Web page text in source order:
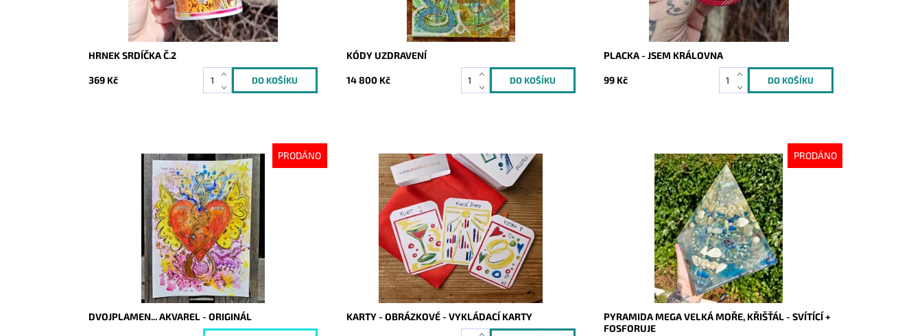
HRNEK SRDÍČKA Č.2
369 Kč
KÓDY UZDRAVENÍ
14 800 Kč
PLACKA - JSEM KRÁLOVNA
99 Kč
PRODÁNO
Vyprodáno
9382
DVOJPLAMEN... AKVAREL - ORIGINÁL
Dostupnost:
Skladem
9371
KARTY - OBRÁZKOVÉ - VYKLÁDACÍ KARTY
PRODÁNO
Dostupnost:
Vyprodáno
9385
PYRAMIDA MEGA VELKÁ MOŘE, KŘIŠŤÁL - SVÍTÍCÍ +
FOSFORUJE